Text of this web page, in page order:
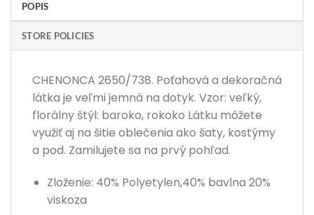
POPIS
STORE POLICIES
CHENONCA 2650/738. Poťahová a dekoračná
látka je veľmi jemná na dotyk. Vzor: veľký,
florálny štýl: baroko, rokoko Látku môžete
využiť aj na šitie oblečenia ako šaty, kostýmy
a pod. Zamilujete sa na prvý pohľad.
Zloženie: 40% Polyetylen,40% bavlna 20%
viskoza